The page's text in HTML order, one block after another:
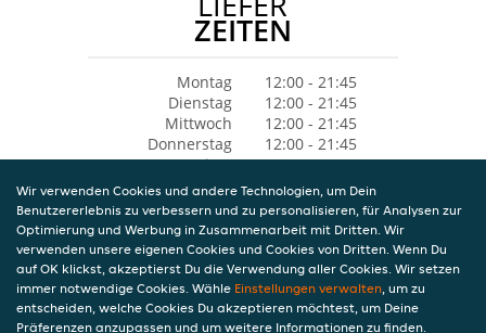
ZEITEN
Montag
12:00 - 21:45
Dienstag
12:00 - 21:45
Mittwoch
12:00 - 21:45
Donnerstag
12:00 - 21:45
Freitag
12:00 - 21:45
Samstag
12:00 - 21:45
Sonntag
12:00 - 21:45
Wir verwenden Cookies und andere Technologien, um Dein
Benutzererlebnis zu verbessern und zu personalisieren, für Analysen zur
Optimierung und Werbung in Zusammenarbeit mit Dritten. Wir
verwenden unsere eigenen Cookies und Cookies von Dritten. Wenn Du
auf OK klickst, akzeptierst Du die Verwendung aller Cookies. Wir setzen
immer notwendige Cookies. Wähle Einstellungen verwalten, um zu
entscheiden, welche Cookies Du akzeptieren möchtest, um Deine
Präferenzen anzupassen und um weitere Informationen zu finden.